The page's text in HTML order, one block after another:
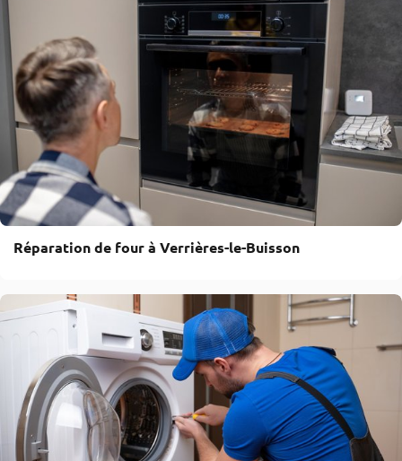
Réparation de four à Verrières-le-Buisson